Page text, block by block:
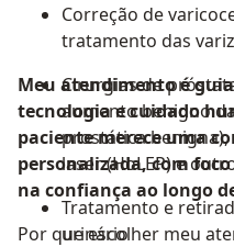
Correção de
tratamento das
Cirurgias de
aumento benigno
prostática benigna),
laser (HoLEP) e
Tratamento e
urinário
Meu atendimento é
tecnologia e cuidado
paciente merece uma
personalizada, com
na confiança ao longo
Por que escolher meu